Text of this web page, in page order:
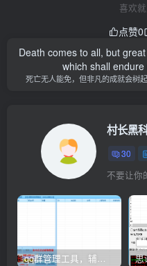
喜欢
点赞0
Death comes to all, but
which shall
死亡无人能免，但非凡的成就会树
村长黑
30
不要让你
qq群管理工具，辅助群员导出工具(软件批量导出好帮手：QQ群成员一键提取，QQ群员提取【QQ群员提取】